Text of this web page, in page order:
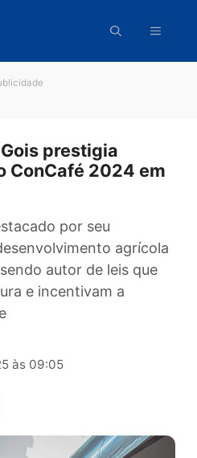
Gois prestigia
ConCafé 2024
por seu
desenvolvimento
sendo autor de leis que
e incentivam a
às 09:05